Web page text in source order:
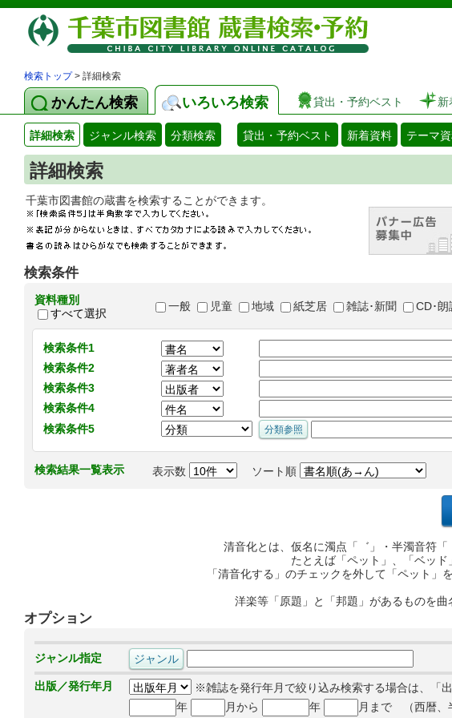
図書館 蔵書
検索トップ> 詳細検索
かんたん検索 いろいろ検索 貸出・予約ベスト 新
詳細検索 ジャンル検索 分類検索 貸出・予約ベスト 新着資料 テーマ
詳細検索
千葉市図書館の蔵書を検索することができます。 広告(バ
検索条件
資料種別
すべて選択
一般 児童 地域 紙芝居 雑誌･新聞 CD･朗
検索条件1
検索条件2
検索条件3
検索条件4
検索条件5
検索結果一覧表示 表示数 ソート順
清音化とは、仮名に濁点「゛」・半濁音符
たとえば「ペット」、「ベッ
「清音化する」のチェックを外して「ペット」
洋楽等「原題」と「邦題」があるものを
オプション
ジャンル指定
出版／発行年月
※雑誌を発行年月で絞り込み検索する場合は、「
年
月から 年 月まで （西暦、